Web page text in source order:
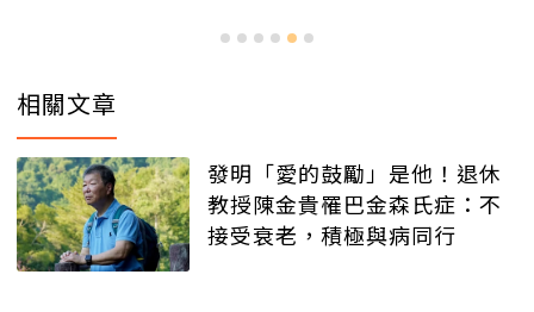
相關文章
發明「愛的鼓勵」是他！退休
教授陳金貴罹巴金森氏症：不
接受衰老，積極與病同行